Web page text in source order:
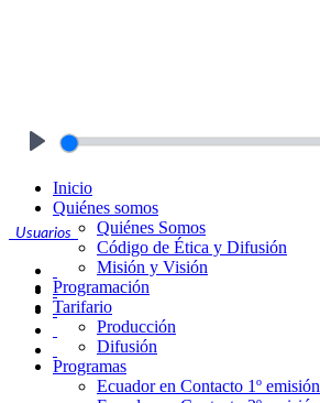
Usuarios
Inicio
Quiénes somos
Quiénes Somos
Código de Ética y Difusión
Misión y Visión
Programación
Tarifario
Producción
Difusión
Programas
Ecuador en Contacto 1º emisión